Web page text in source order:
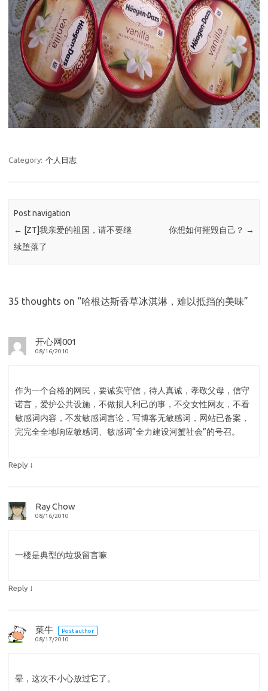
Category: 个人日志
Post navigation
← [ZT]我亲爱的祖国，请不要继
续堕落了
你想如何摧毁自己？ →
35 thoughts on “哈根达斯香草冰淇淋，难以抵挡的美味”
开心网001
08/16/2010
作为一个合格的网民，要诚实守信，待人真诚，孝敬父母，信守
诺言，爱护公共设施，不做损人利己的事，不交女性网友，不看
敏感词内容，不发敏感词言论，写博客无敏感词，网站已备案，
完完全全地响应敏感词、敏感词“全力建设河蟹社会”的号召。
Reply ↓
Ray Chow
08/16/2010
一楼是典型的垃圾留言嘛
Reply ↓
菜牛
Post author
08/17/2010
晕，这次不小心放过它了。